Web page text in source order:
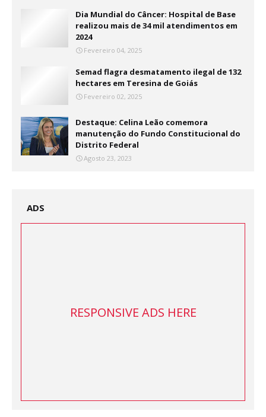
Dia Mundial do Câncer: Hospital de Base
realizou mais de 34 mil atendimentos em
2024
Fevereiro 04, 2025
Semad flagra desmatamento ilegal de 132
hectares em Teresina de Goiás
Fevereiro 02, 2025
Destaque: Celina Leão comemora
manutenção do Fundo Constitucional do
Distrito Federal
Agosto 23, 2023
ADS
RESPONSIVE ADS HERE